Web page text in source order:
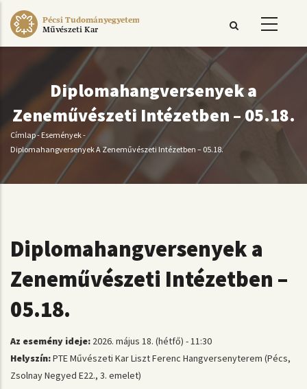
Ugrás
Pécsi Tudományegyetem
Művészeti Kar
Diplomahangversenyek a
Zeneművészeti Intézetben – 05.18.
Morzsa
Címlap-Események-
Diplomahangversenyek A Zeneművészeti Intézetben – 05.18.
Diplomahangversenyek a
Zeneművészeti Intézetben –
05.18.
Az esemény ideje: 2026. május 18. (hétfő) - 11:30
Helyszín:PTE Művészeti Kar Liszt Ferenc Hangversenyterem (Pécs,
Zsolnay Negyed E22., 3. emelet)